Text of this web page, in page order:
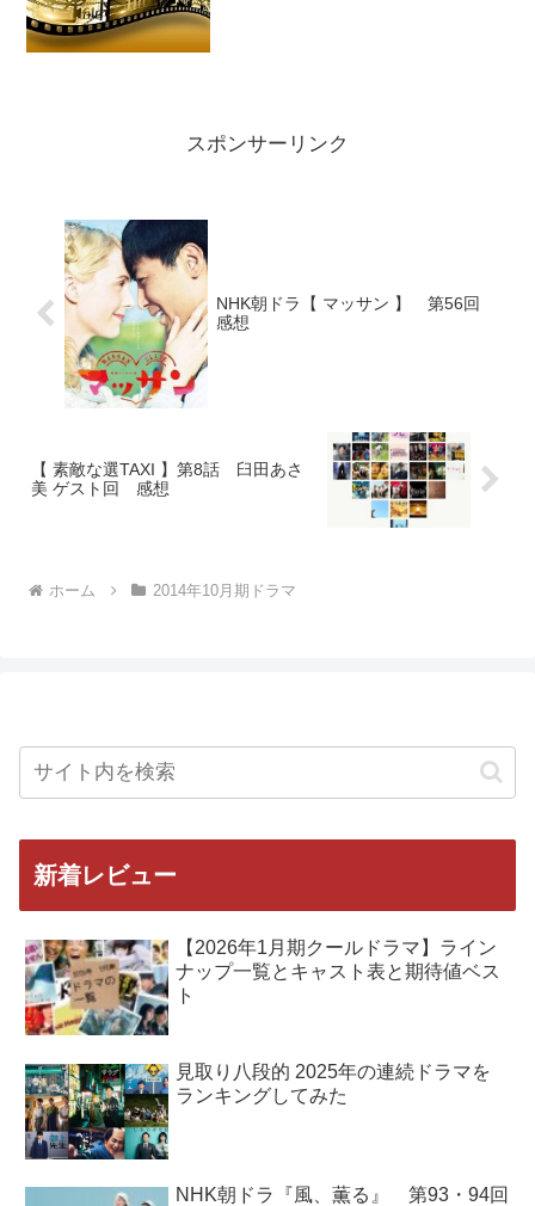
スポンサーリンク
NHK朝ドラ【 マッサン 】 第56回
感想
【 素敵な選TAXI 】第8話 臼田あさ
美 ゲスト回 感想
ホーム 2014年10月期ドラマ
新着レビュー
【2026年1月期クールドラマ】ライン
ナップ一覧とキャスト表と期待値ベス
ト
見取り八段的 2025年の連続ドラマを
ランキングしてみた
NHK朝ドラ『風、薫る』 第93・94回